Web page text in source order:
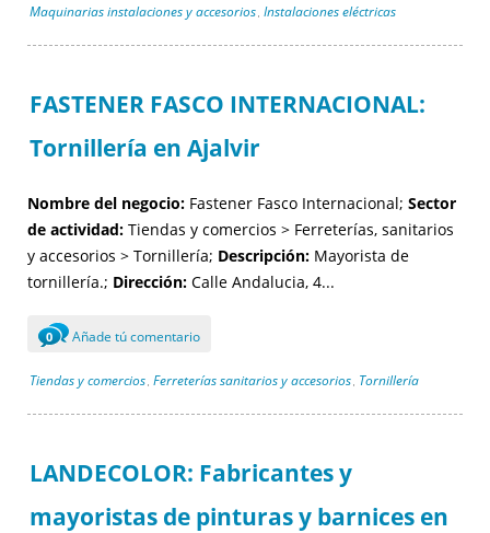
Maquinarias instalaciones y accesorios , Instalaciones eléctricas
FASTENER FASCO INTERNACIONAL:
Tornillería en Ajalvir
Nombre del negocio: Fastener Fasco Internacional; Sector
de actividad: Tiendas y comercios > Ferreterías, sanitarios
y accesorios > Tornillería; Descripción: Mayorista de
tornillería.; Dirección: Calle Andalucia, 4...
0 Añade tú comentario
Tiendas y comercios , Ferreterías sanitarios y accesorios , Tornillería
LANDECOLOR: Fabricantes y
mayoristas de pinturas y barnices en